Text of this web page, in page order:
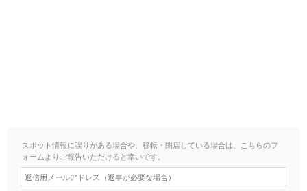
スポット情報に誤りがある場合や、移転・閉店している場合は、こちらのフ
ォームよりご報告いただけると幸いです。